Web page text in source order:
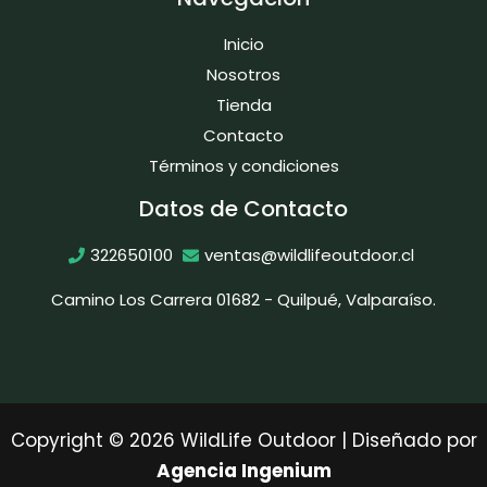
Inicio
Nosotros
Tienda
Contacto
Términos y condiciones
Datos de Contacto
322650100
ventas@wildlifeoutdoor.cl
Camino Los Carrera 01682 - Quilpué, Valparaíso.
Copyright © 2026 WildLife Outdoor | Diseñado por
Agencia Ingenium